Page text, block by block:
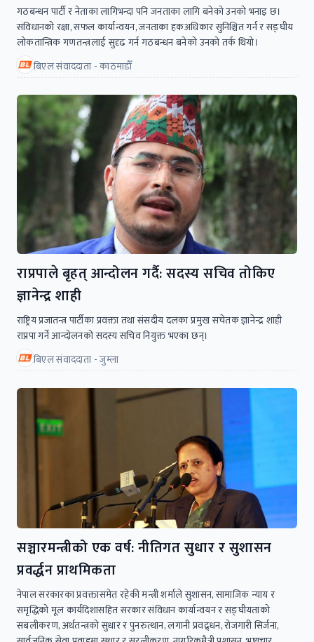
गठबन्धन पार्टी र नेताका लागिभन्दा पनि जनताका लागि बनेको उनको भनाइ छ।
संविधानको रक्षा, सफल कार्यान्वयन, जनताका हकअधिकार सुनिश्चित गर्न र सङ्घीय
लोकतान्त्रिक गणतन्त्रलाई सुदृढ गर्न गठबन्धन बनेको उनको तर्क थियो।
बिएल संवाददाता - काठमाडाैँ
राप्रपाले बृहत् आन्दोलन गर्दै: सदस्य सचिव तोकिए
ज्ञानेन्द्र शाही
राष्ट्रिय प्रजातन्त्र पार्टीका प्रवक्ता तथा संसदीय दलका प्रमुख सचेतक ज्ञानेन्द्र शाही
राप्रपा गर्ने आन्दोलनको सदस्य सचिव नियुक्त भएका छन्।
बिएल संवाददाता - जुम्ला
सञ्चारमन्त्रीको एक वर्ष: नीतिगत सुधार र सुशासन
प्रवर्द्धन प्राथमिकता
नेपाल सरकारका प्रवक्तासमेत रहेकी मन्त्री शर्माले सुशासन, सामाजिक न्याय र
समृद्धिको मूल कार्यदिशासहित सरकार संविधान कार्यान्वयन र सङ्घीयताको
सबलीकरण, अर्थतन्त्रको सुधार र पुनरुत्थान, लगानी प्रवद्र्धन, रोजगारी सिर्जना,